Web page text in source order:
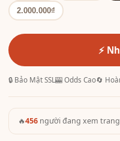
2.000.000₫
⚡
🔒 Bảo Mật SSL🎰 Odds Cao🔄
🔥456 người đang xem